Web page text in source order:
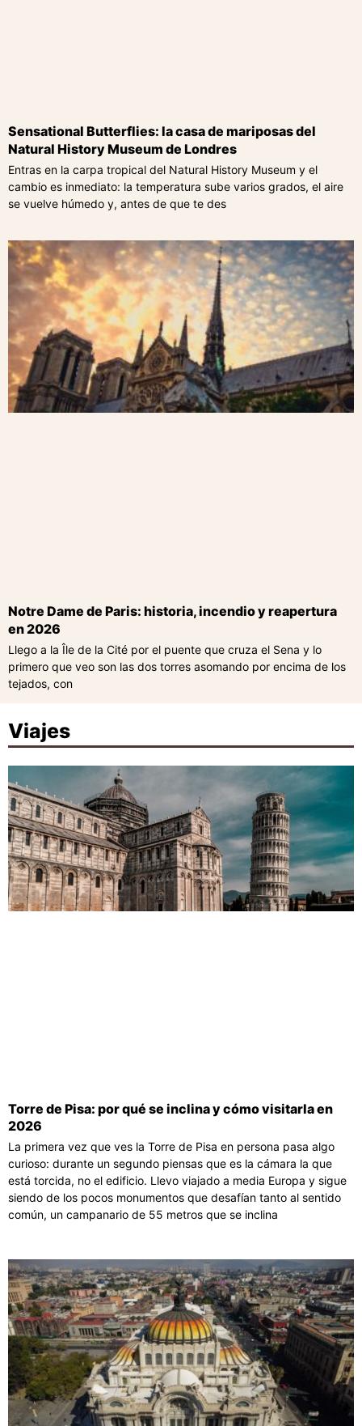
Sensational Butterflies: la casa de mariposas del
Natural History Museum de Londres
Entras en la carpa tropical del Natural History Museum y el
cambio es inmediato: la temperatura sube varios grados, el aire
se vuelve húmedo y, antes de que te des
Notre Dame de Paris: historia, incendio y reapertura
en 2026
Llego a la Île de la Cité por el puente que cruza el Sena y lo
primero que veo son las dos torres asomando por encima de los
tejados, con
Viajes
Torre de Pisa: por qué se inclina y cómo visitarla en
2026
La primera vez que ves la Torre de Pisa en persona pasa algo
curioso: durante un segundo piensas que es la cámara la que
está torcida, no el edificio. Llevo viajado a media Europa y sigue
siendo de los pocos monumentos que desafían tanto al sentido
común, un campanario de 55 metros que se inclina